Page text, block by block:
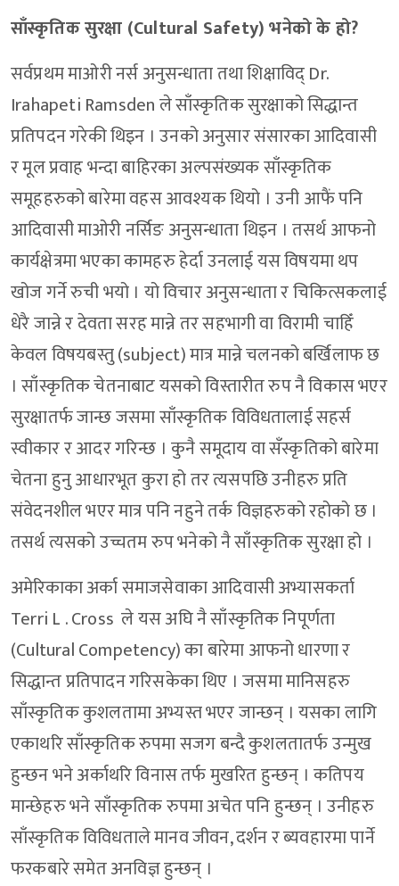
साँस्कृतिक सुरक्षा (Cultural Safety) भनेको के हो?
सर्वप्रथम माओरी नर्स अनुसन्धाता तथा शिक्षाविद् Dr.
Irahapeti Ramsden ले साँस्कृतिक सुरक्षाको सिद्धान्त
प्रतिपदन गरेकी थिइन । उनको अनुसार संसारका आदिवासी
र मूल प्रवाह भन्दा बाहिरका अल्पसंख्यक साँस्कृतिक
समूहहरुको बारेमा वहस आवश्यक थियो । उनी आफैं पनि
आदिवासी माओरी नर्सिङ अनुसन्धाता थिइन । तसर्थ आफनो
कार्यक्षेत्रमा भएका कामहरु हेर्दा उनलाई यस विषयमा थप
खोज गर्ने रुची भयो । यो विचार अनुसन्धाता र चिकित्सकलाई
धेरै जान्ने र देवता सरह मान्ने तर सहभागी वा विरामी चाहिँ
केवल विषयबस्तु (subject) मात्र मान्ने चलनको बर्खिलाफ छ
। साँस्कृतिक चेतनाबाट यसको विस्तारीत रुप नै विकास भएर
सुरक्षातर्फ जान्छ जसमा साँस्कृतिक विविधतालाई सहर्स
स्वीकार र आदर गरिन्छ । कुनै समूदाय वा सँस्कृतिको बारेमा
चेतना हुनु आधारभूत कुरा हो तर त्यसपछि उनीहरु प्रति
संवेदनशील भएर मात्र पनि नहुने तर्क विज्ञहरुको रहोको छ ।
तसर्थ त्यसको उच्चतम रुप भनेको नै साँस्कृतिक सुरक्षा हो ।
अमेरिकाका अर्का समाजसेवाका आदिवासी अभ्यासकर्ता
Terri L . Cross ले यस अघि नै साँस्कृतिक निपूर्णता
(Cultural Competency) का बारेमा आफनो धारणा र
सिद्धान्त प्रतिपादन गरिसकेका थिए । जसमा मानिसहरु
साँस्कृतिक कुशलतामा अभ्यस्त भएर जान्छन् । यसका लागि
एकाथरि साँस्कृतिक रुपमा सजग बन्दै कुशलतातर्फ उन्मुख
हुन्छन भने अर्काथरि विनास तर्फ मुखरित हुन्छन् । कतिपय
मान्छेहरु भने साँस्कृतिक रुपमा अचेत पनि हुन्छन् । उनीहरु
साँस्कृतिक विविधताले मानव जीवन, दर्शन र ब्यवहारमा पार्ने
फरकबारे समेत अनविज्ञ हुन्छन् ।